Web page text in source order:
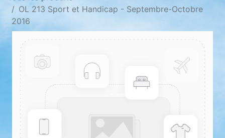
OL 213 Sport et Handicap - Septembre-Octobre
2016